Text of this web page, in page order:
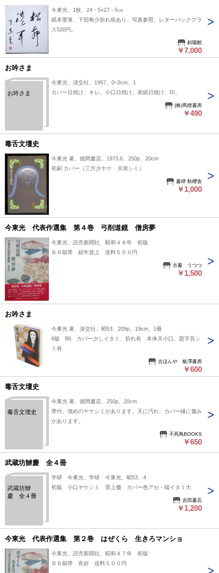
今東光、1枚、24・5×27・5㎝
紙本墨筆、下部角少折れ痕あり、写真参照、レターパックプラ
ス520円。
斜陽館
￥7,000
お吟さま
お吟さま
今東光、淡交社、1957、0~2cm、1
カバー日焼け、キレ。小口日焼け。表紙日焼け。印。
(株)馬燈書房
￥490
毒舌文壇史
今東光 著、徳間書店、1973.6、250p、20cm
初刷 カバー（三方少ヤケ 天埃シミ）
書肆 秋櫻舎
￥1,000
今東光 代表作選集 第４巻 弓削道鏡 僧房夢
今東光、読売新聞社、昭和４８年 初版
Ｂ６箱帯 経年並上 送料５００円
古書 うつつ
￥1,500
お吟さま
今東光 著、淡交社、昭53、209p、19cm、1冊
6版 B6 カバー少しイタミ、折れ有 本体天小口、題字頁シ
ミ有
古ほんや 板澤書房
￥600
毒舌文壇史
毒舌文壇史
今東光 著、徳間書店、250p、20cm
帯付。強めのヤケシミがあります。天に汚れ、カバー縁に傷み
があります。
不死鳥BOOKS
￥650
武蔵坊辧慶 全４冊
武蔵坊辧
慶 全４冊
学研 今東光、学研 今東光、昭53、4
初版 小口ヤケシミ 背上傷 カバー色アセ・端イタミ大
吉田書店
￥1,200
今東光 代表作選集 第２巻 はぜくら 生きろマンショ
今東光、読売新聞社、昭和４７年 初版
Ｂ６箱帯 良好 送料５００円